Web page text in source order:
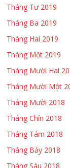
Tháng Tư 2019
Tháng Ba 2019
Tháng Hai 2019
Tháng Một 2019
Tháng Mười Hai
Tháng Mười Một
Tháng Mười 2018
Tháng Chín 2018
Tháng Tám 2018
Tháng Bảy 2018